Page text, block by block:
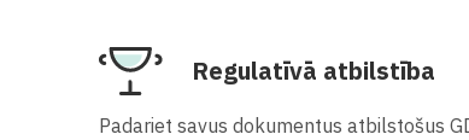
Regulatīvā atbilstība
Padariet savus dokumentus atbilstošus